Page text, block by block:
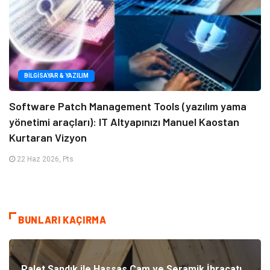
BILGISAYAR & YAZILIM
Software Patch Management Tools (yazılım yama
yönetimi araçları): IT Altyapınızı Manuel Kaostan
Kurtaran Vizyon
22 Haz 2026, Pts
BUNLARI KAÇIRMA